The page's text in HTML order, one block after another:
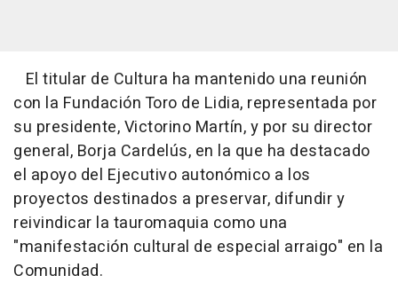
El titular de Cultura ha mantenido una reunión
con la Fundación Toro de Lidia, representada por
su presidente, Victorino Martín, y por su director
general, Borja Cardelús, en la que ha destacado
el apoyo del Ejecutivo autonómico a los
proyectos destinados a preservar, difundir y
reivindicar la tauromaquia como una
"manifestación cultural de especial arraigo" en la
Comunidad.